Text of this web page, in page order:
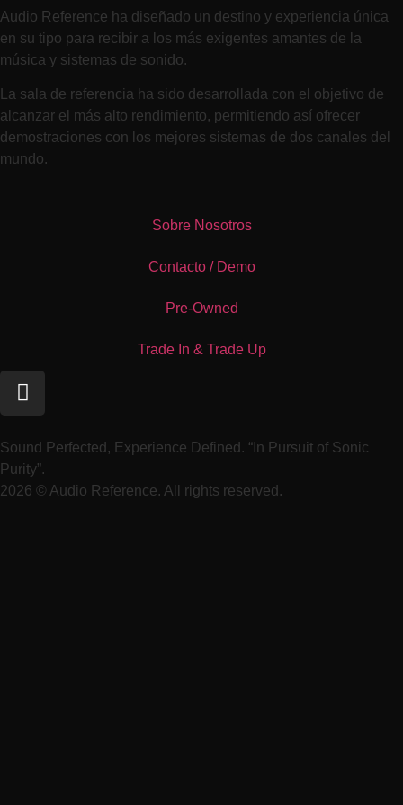
Audio Reference ha diseñado un destino y experiencia única
en su tipo para recibir a los más exigentes amantes de la
música y sistemas de sonido.
La sala de referencia ha sido desarrollada con el objetivo de
alcanzar el más alto rendimiento, permitiendo así ofrecer
demostraciones con los mejores sistemas de dos canales del
mundo.
Sobre Nosotros
Contacto / Demo
Pre-Owned
Trade In & Trade Up
Sound Perfected, Experience Defined. “In Pursuit of Sonic
Purity”.
2026 © Audio Reference. All rights reserved.